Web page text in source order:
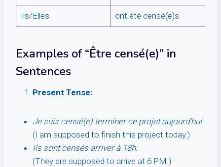
Ils/Elles ont été censé(e)s
Examples of “Être censé(e)” in
Sentences
Present Tense:
Je suis censé(e) terminer ce projet aujourd’hui.
(I am supposed to finish this project today.)
Ils sont censés arriver à 18h.
(They are supposed to arrive at 6 PM.)